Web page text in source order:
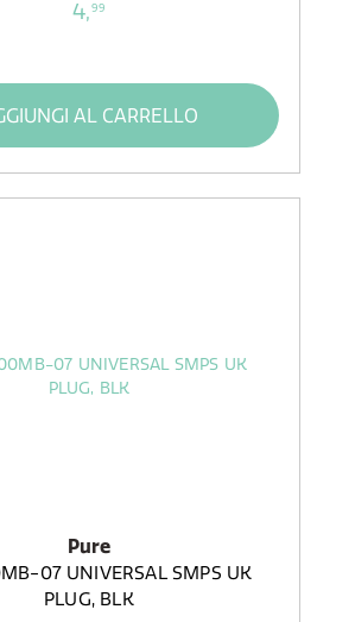
4,99
AL CARRELLO
Pure
07 UNIVERSAL SMPS UK
PLUG, BLK